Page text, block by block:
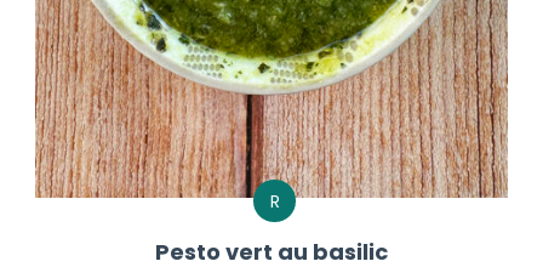
R
Pesto vert au basilic